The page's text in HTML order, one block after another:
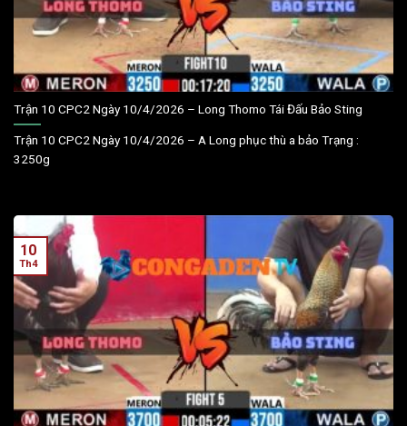
Trận 10 CPC2 Ngày 10/4/2026 – Long Thomo Tái Đấu Bảo Sting
Trận 10 CPC2 Ngày 10/4/2026 – A Long phục thù a bảo Trạng :
3250g
10
Th4